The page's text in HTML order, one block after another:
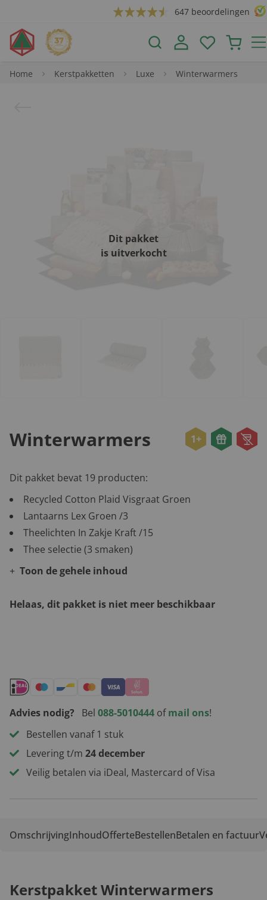
647 beoordelingen
Home Kerstpakketten Luxe Winterwarmers
Dit pakket
is uitverkocht
Winterwarmers 1+
Dit pakket bevat 19 producten:
Recycled Cotton Plaid Visgraat Groen
Lantaarns Lex Groen /3
Theelichten In Zakje Kraft /15
Thee selectie (3 smaken)
Toon de gehele inhoud
Helaas, dit pakket is niet meer beschikbaar
Advies nodig? Bel 088-5010444 ofmail ons!
Bestellen vanaf 1 stuk
Levering t/m 24 december
Veilig betalen via iDeal, Mastercard of Visa
OmschrijvingInhoudOfferteBestellenBetalen en factuur
Kerstpakket Winterwarmers